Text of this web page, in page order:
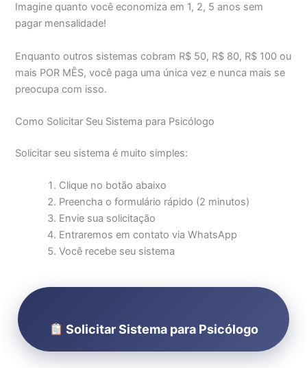
Imagine quanto você economiza em 1, 2, 5 anos sem
pagar mensalidade!
Enquanto outros sistemas cobram R$ 50, R$ 80, R$ 100 ou
mais POR MÊS, você paga uma única vez e nunca mais se
preocupa com isso.
Como Solicitar Seu Sistema para Psicólogo
Solicitar seu sistema é muito simples:
Clique no botão abaixo
Preencha o formulário rápido (2 minutos)
Envie sua solicitação
Entraremos em contato via WhatsApp
Você recebe seu sistema
Solicitar Sistema para Psicólogo